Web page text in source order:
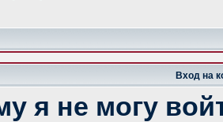
Вход на
я не могу